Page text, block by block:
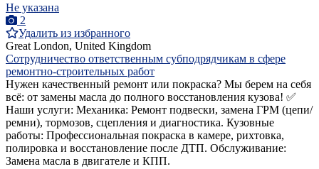
Не указана
2
Удалить из избранного
Great London, United Kingdom
Cотрудничество ответственным субподрядчикам в сфере
ремонтно-строительных работ
Нужен качественный ремонт или покраска? Мы берем на себя
всё: от замены масла до полного восстановления кузова! ✅
Наши услуги: Механика: Ремонт подвески, замена ГРМ (цепи/
ремни), тормозов, сцепления и диагностика. Кузовные
работы: Профессиональная покраска в камере, рихтовка,
полировка и восстановление после ДТП. Обслуживание:
Замена масла в двигателе и КПП.